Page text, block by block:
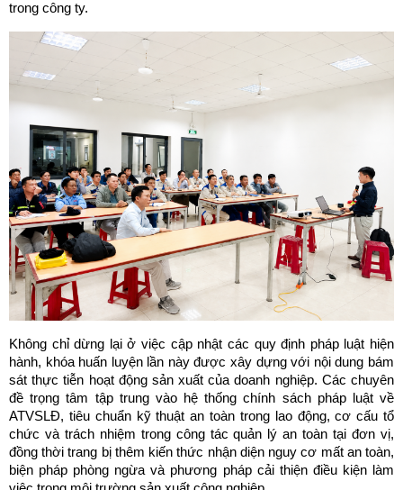
LIÊN HỆ
trong công ty.
Không chỉ dừng lại ở việc cập nhật các quy định pháp luật hiện
hành, khóa huấn luyện lần này được xây dựng với nội dung bám
sát thực tiễn hoạt động sản xuất của doanh nghiệp. Các chuyên
đề trọng tâm tập trung vào hệ thống chính sách pháp luật về
ATVSLĐ, tiêu chuẩn kỹ thuật an toàn trong lao động, cơ cấu tổ
chức và trách nhiệm trong công tác quản lý an toàn tại đơn vị,
đồng thời trang bị thêm kiến thức nhận diện nguy cơ mất an toàn,
biện pháp phòng ngừa và phương pháp cải thiện điều kiện làm